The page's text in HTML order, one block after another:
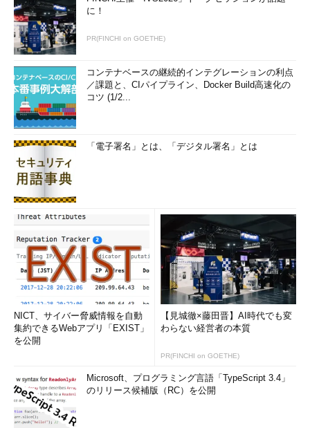
に！
PR(FINCHI on GOETHE)
コンテナベースの継続的インテグレーションの利点
／課題と、CIパイプライン、Docker Build高速化の
コツ (1/2...
「電子署名」とは、「デジタル署名」とは
NICT、サイバー脅威情報を自動
集約できるWebアプリ「EXIST」
を公開
【見城徹×藤田晋】AI時代でも変
わらない経営者の本質
PR(FINCHI on GOETHE)
Microsoft、プログラミング言語「TypeScript 3.4」
のリリース候補版（RC）を公開